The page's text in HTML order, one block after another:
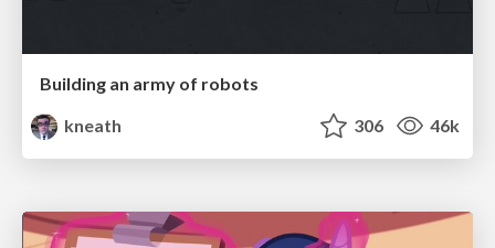
Building an army of robots
kneath
306 46k